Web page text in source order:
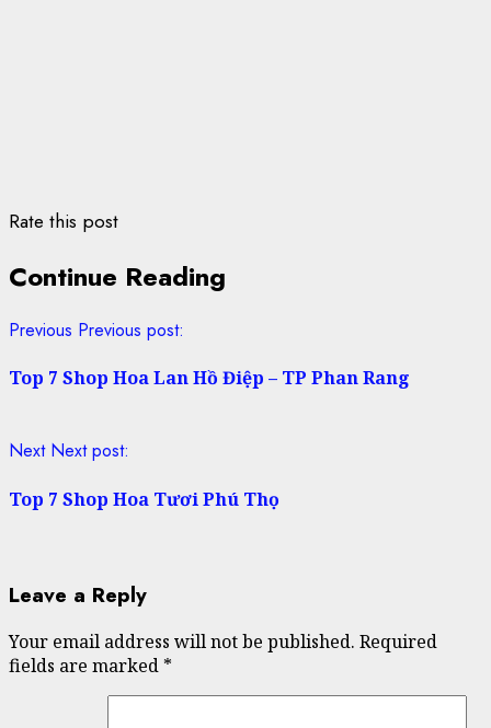
Rate this post
Continue Reading
Previous Previous post:
Top 7 Shop Hoa Lan Hồ Điệp – TP Phan Rang
Next Next post:
Top 7 Shop Hoa Tươi Phú Thọ
Leave a Reply
Your email address will not be published. Required
fields are marked *